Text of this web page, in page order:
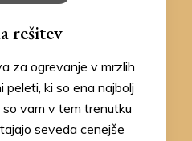
rešitev
za ogrevanje v mrzlih
peleti, ki so ena najbolj
vam v tem trenutku
seveda cenejše